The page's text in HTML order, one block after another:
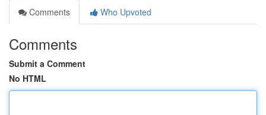
Comments
Who Upvoted
Comments
Submit a Comment
No HTML